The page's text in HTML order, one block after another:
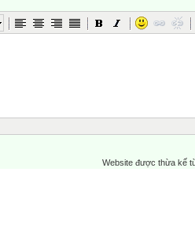
Website được thừa kế